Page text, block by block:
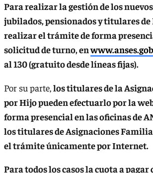
Para realizar la gestión de los
jubilados, pensionados y titulares de
realizar el trámite de forma
solicitud de turno, en
al 130 (gratuito desde líneas fijas).
Por su parte,los titulares de la
por Hijo pueden efectuarlo por la
forma presencial en las oficinas de
los titulares de Asignaciones
el trámite únicamente por Internet.
Para todos los casos la cuota a pagar